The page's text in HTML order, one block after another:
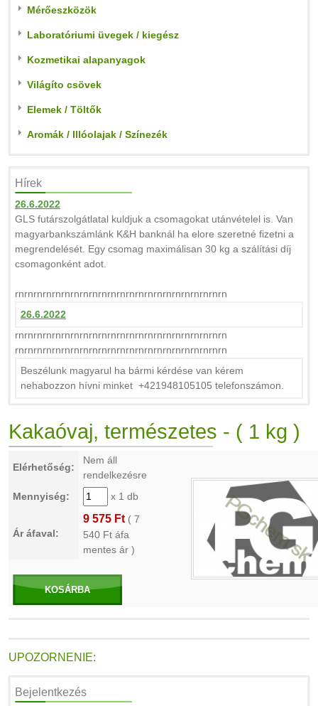
Mérőeszközök
Laboratóriumi üvegek / kiegész
Kozmetikai alapanyagok
Világíto csövek
Elemek / Töltők
Aromák / Illóolajak / Színezék
Hírek
26.6.2022
GLS futárszolgátlatal kuldjuk a csomagokat utánvételel is. Van
magyarbankszámlánk K&H banknál ha elore szeretné fizetni a
megrendelését. Egy csomag maximálisan 30 kg a szálítási díj
csomagonként adot.
rnrnrnrnrnrnrnrnrnrnrnrnrnrnrnrnrnrnrnrnrnrnrn
26.6.2022
rnrnrnrnrnrnrnrnrnrnrnrnrnrnrnrnrnrnrnrnrnrnrn
rnrnrnrnrnrnrnrnrnrnrnrnrnrnrnrnrnrnrnrnrnrnrn
Beszélunk magyarul ha bármi kérdése van kérem
nehabozzon hívni minket +421948105105 telefonszámon.
Kakaóvaj, természetes - ( 1 kg )
Elérhetőség:
Nem áll
rendelkezésre
Mennyiség:
x 1 db
Ár áfaval:
9 575 Ft ( 7
540 Ft áfa
mentes ár )
KOSÁRBA
UPOZORNENIE:
Bejelentkezés